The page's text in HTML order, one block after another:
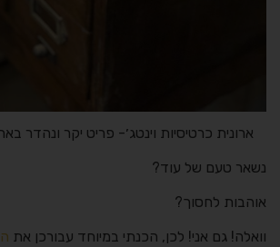
ארונית כרטיסיות וינטג׳- פריט יקר ונהדר
נשאר טעם של עוד?
אוהבות לחסוך?
וואלה! גם אני! לכן, הכנתי במיוחד עבורכן את